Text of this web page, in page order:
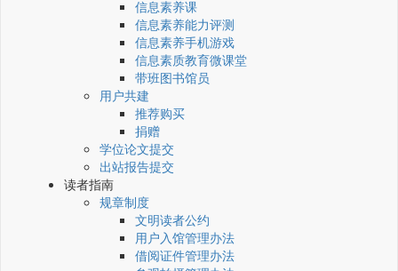
信息素养课
信息素养能力评测
信息素养手机游戏
信息素质教育微课堂
带班图书馆员
用户共建
推荐购买
捐赠
学位论文提交
出站报告提交
读者指南
规章制度
文明读者公约
用户入馆管理办法
借阅证件管理办法